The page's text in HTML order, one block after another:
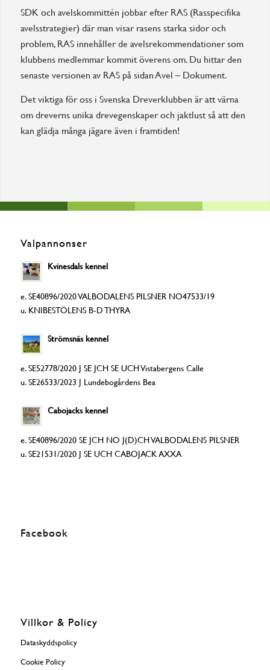
SDK och avelskommittén jobbar efter RAS (Rasspecifika
avelsstrategier) där man visar rasens starka sidor och
problem, RAS innehåller de avelsrekommendationer som
klubbens medlemmar kommit överens om. Du hittar den
senaste versionen av RAS på sidan Avel – Dokument.
Det viktiga för oss i Svenska Dreverklubben är att värna
om dreverns unika drevegenskaper och jaktlust så att den
kan glädja många jägare även i framtiden!
Valpannonser
Kvinesdals kennel
e. SE40896/2020 VALBODALENS PILSNER NO47533/19
u. KNIBESTÖLENS B-D THYRA
Strömsnäs kennel
e. SE52778/2020 J SE JCH SE UCH Vistabergens Calle
u. SE26533/2023 J Lundebogårdens Bea
Cabojacks kennel
e. SE40896/2020 SE JCH NO J(D)CH VALBODALENS PILSNER
u. SE21531/2020 J SE UCH CABOJACK AXXA
Facebook
Villkor & Policy
Dataskyddspolicy
Cookie Policy